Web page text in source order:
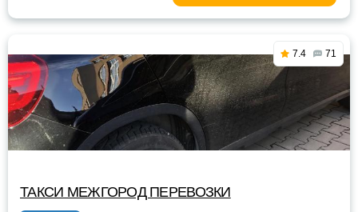
7.4 71
ТАКСИ МЕЖГОРОД ПЕРЕВОЗКИ